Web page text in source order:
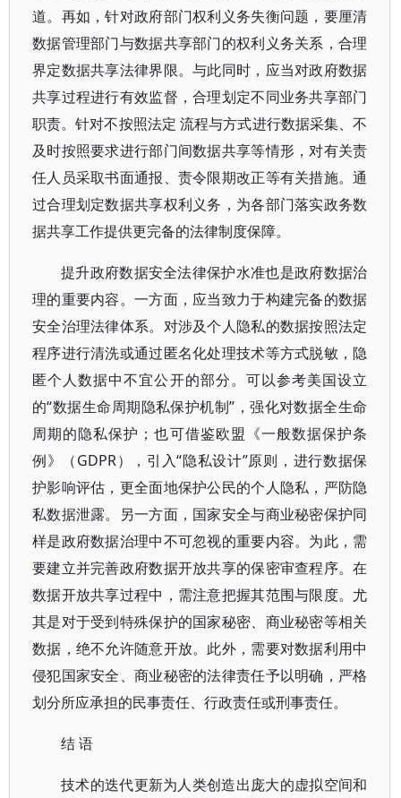
道。再如，针对政府部门权利义务失衡问题，要厘清
数据管理部门与数据共享部门的权利义务关系，合理
界定数据共享法律界限。与此同时，应当对政府数据
共享过程进行有效监督，合理划定不同业务共享部门
职责。针对不按照法定 流程与方式进行数据采集、不
及时按照要求进行部门间数据共享等情形，对有关责
任人员采取书面通报、责令限期改正等有关措施。通
过合理划定数据共享权利义务，为各部门落实政务数
据共享工作提供更完备的法律制度保障。
提升政府数据安全法律保护水准也是政府数据治
理的重要内容。一方面，应当致力于构建完备的数据
安全治理法律体系。对涉及个人隐私的数据按照法定
程序进行清洗或通过匿名化处理技术等方式脱敏，隐
匿个人数据中不宜公开的部分。可以参考美国设立
的“数据生命周期隐私保护机制”，强化对数据全生命
周期的隐私保护；也可借鉴欧盟《一般数据保护条
例》（GDPR），引入“隐私设计”原则，进行数据保
护影响评估，更全面地保护公民的个人隐私，严防隐
私数据泄露。另一方面，国家安全与商业秘密保护同
样是政府数据治理中不可忽视的重要内容。为此，需
要建立并完善政府数据开放共享的保密审查程序。在
数据开放共享过程中，需注意把握其范围与限度。尤
其是对于受到特殊保护的国家秘密、商业秘密等相关
数据，绝不允许随意开放。此外，需要对数据利用中
侵犯国家安全、商业秘密的法律责任予以明确，严格
划分所应承担的民事责任、行政责任或刑事责任。
结 语
技术的迭代更新为人类创造出庞大的虚拟空间和